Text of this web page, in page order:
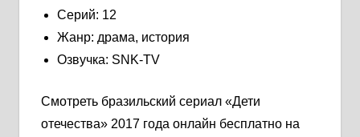
Серий: 12
Жанр: драма, история
Озвучка: SNK-TV
Смотреть бразильский сериал «Дети
отечества» 2017 года онлайн бесплатно на